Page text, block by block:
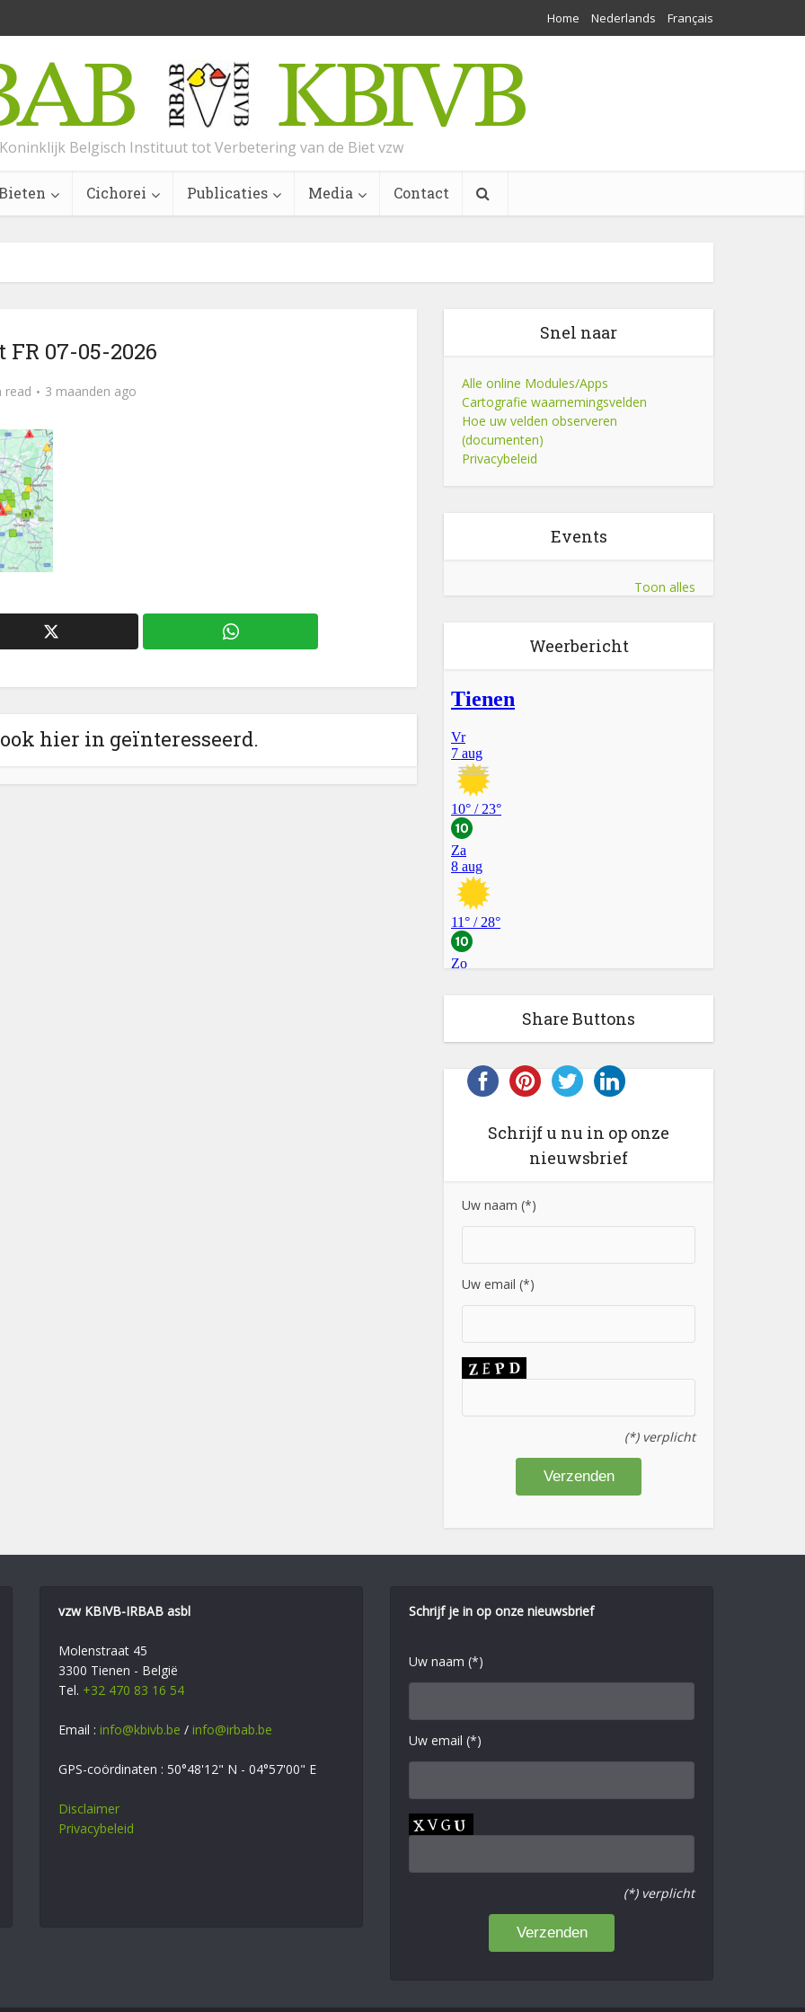
Home Nederlands Français
Koninklijk Belgisch Instituut tot Verbetering van de Biet vzw
Cichorei Publicaties Media Contact
FR 07-05-2026
read 3 maanden ago
hier in geïnteresseerd.
Snel naar
Alle online Modules/Apps
Cartografie waarnemingsvelden
Hoe uw velden observeren
(documenten)
Privacybeleid
Events
Toon alles
Weerbericht
Share Buttons
Schrijf u nu in op onze
nieuwsbrief
Uw naam (*)
Uw email (*)
(*) verplicht
vzw KBIVB-IRBAB asbl
Molenstraat 45
3300 Tienen - België
Tel. +32 470 83 16 54
Email : info@kbivb.be / info@irbab.be
GPS-coördinaten : 50°48'12" N - 04°57'00" E
Disclaimer
Privacybeleid
Schrijf je in op onze nieuwsbrief
Uw naam (*)
Uw email (*)
(*) verplicht